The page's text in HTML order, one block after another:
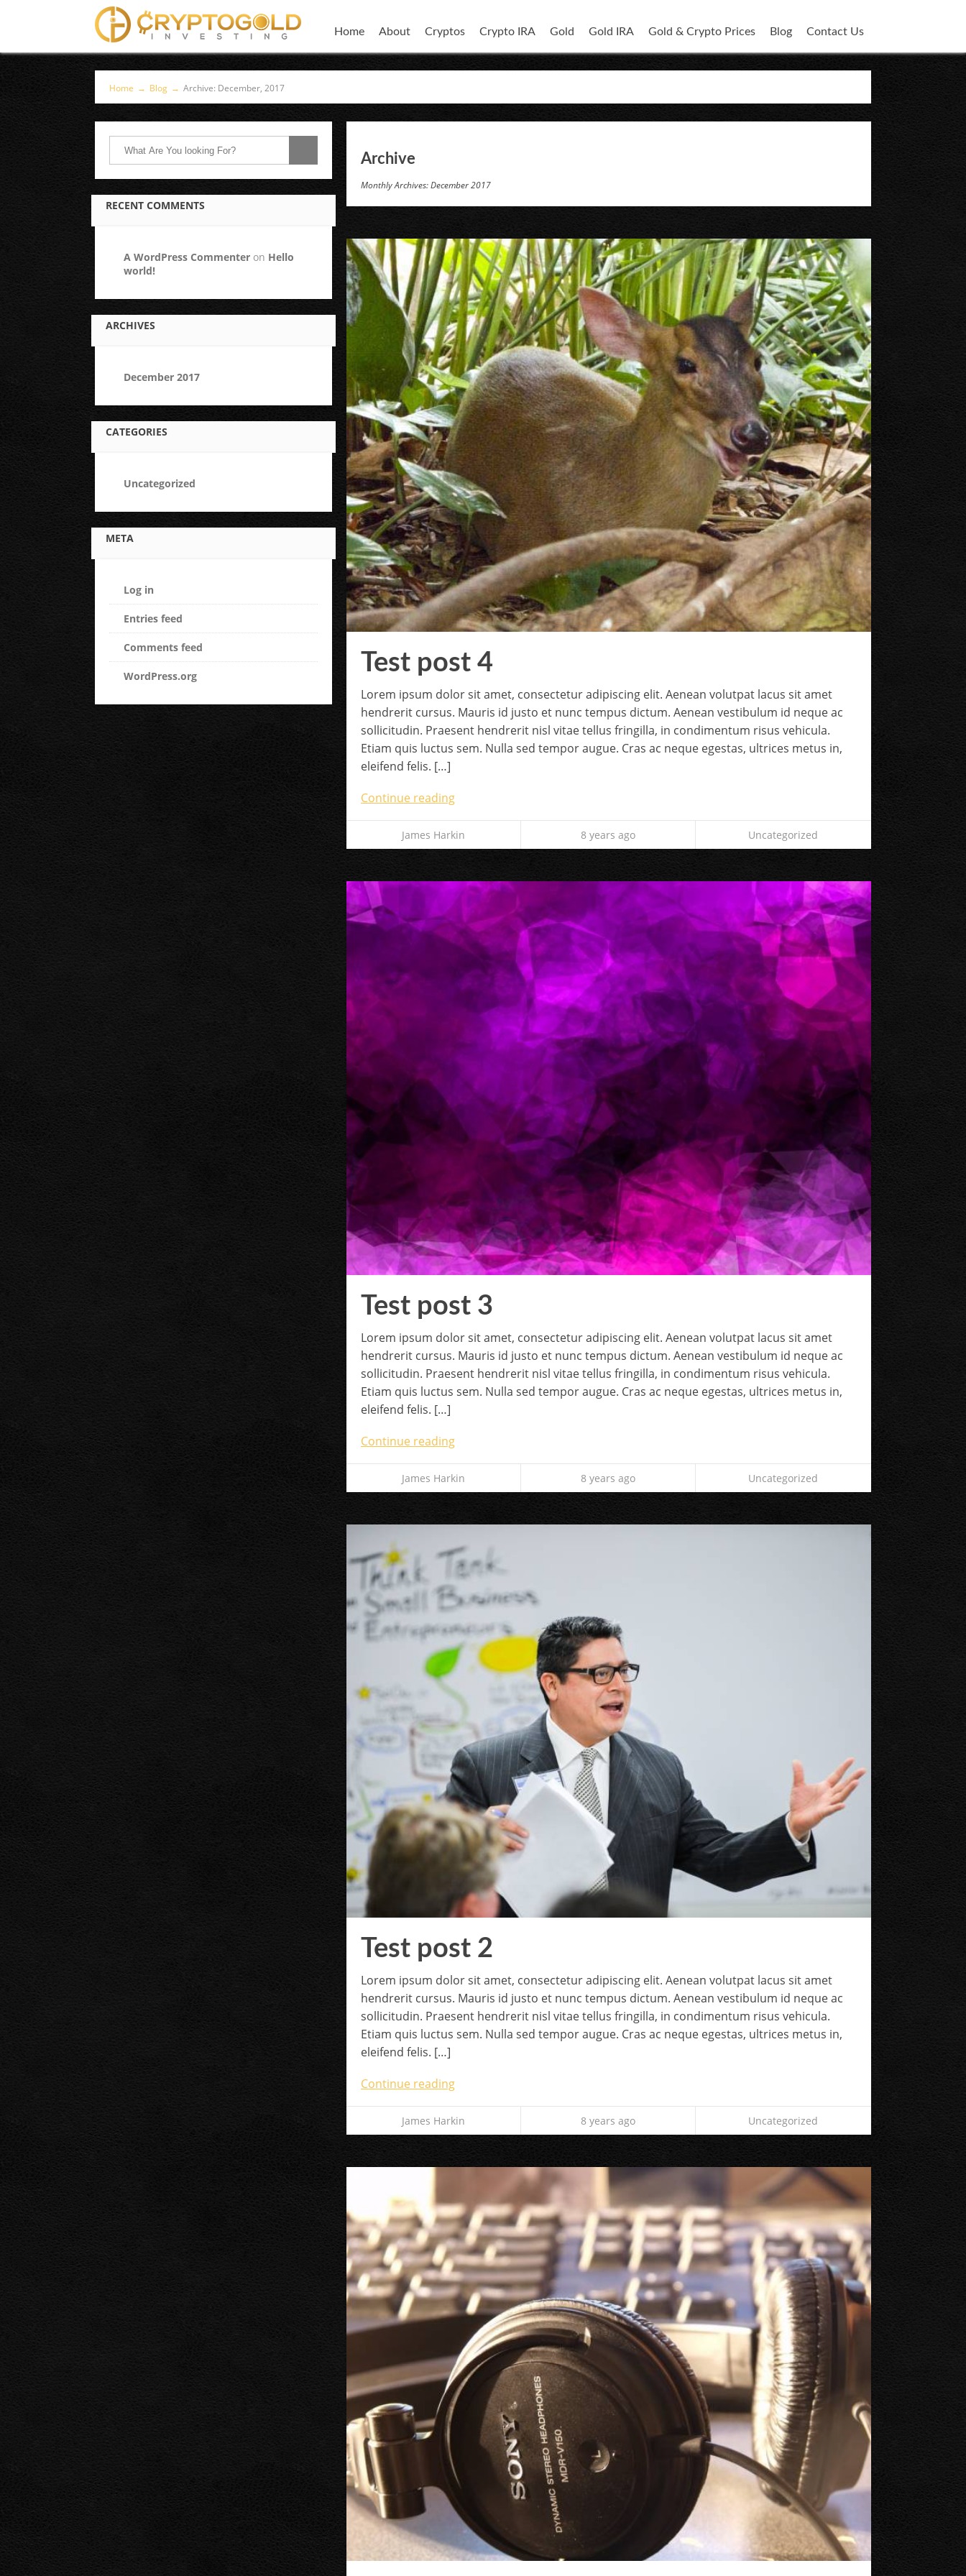
Home About Cryptos Crypto IRA Gold Gold IRA Gold & Crypto Prices Blog Contact Us
Home → Blog → Archive: December, 2017
RECENT COMMENTS
A WordPress Commenter on Hello
world!
ARCHIVES
December 2017
CATEGORIES
Uncategorized
META
Log in
Entries feed
Comments feed
WordPress.org
Archive
Monthly Archives: December 2017
Test post 4
Lorem ipsum dolor sit amet, consectetur adipiscing elit. Aenean volutpat lacus sit amet
hendrerit cursus. Mauris id justo et nunc tempus dictum. Aenean vestibulum id neque ac
sollicitudin. Praesent hendrerit nisl vitae tellus fringilla, in condimentum risus vehicula.
Etiam quis luctus sem. Nulla sed tempor augue. Cras ac neque egestas, ultrices metus in,
eleifend felis. […]
Continue reading
James Harkin 8 years ago Uncategorized
Test post 3
Lorem ipsum dolor sit amet, consectetur adipiscing elit. Aenean volutpat lacus sit amet
hendrerit cursus. Mauris id justo et nunc tempus dictum. Aenean vestibulum id neque ac
sollicitudin. Praesent hendrerit nisl vitae tellus fringilla, in condimentum risus vehicula.
Etiam quis luctus sem. Nulla sed tempor augue. Cras ac neque egestas, ultrices metus in,
eleifend felis. […]
Continue reading
James Harkin 8 years ago Uncategorized
Test post 2
Lorem ipsum dolor sit amet, consectetur adipiscing elit. Aenean volutpat lacus sit amet
hendrerit cursus. Mauris id justo et nunc tempus dictum. Aenean vestibulum id neque ac
sollicitudin. Praesent hendrerit nisl vitae tellus fringilla, in condimentum risus vehicula.
Etiam quis luctus sem. Nulla sed tempor augue. Cras ac neque egestas, ultrices metus in,
eleifend felis. […]
Continue reading
James Harkin 8 years ago Uncategorized